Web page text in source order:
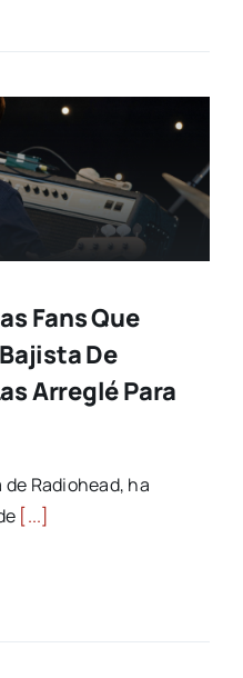
Fans Que
De
Arreglé Para
Radiohead, ha
[...]